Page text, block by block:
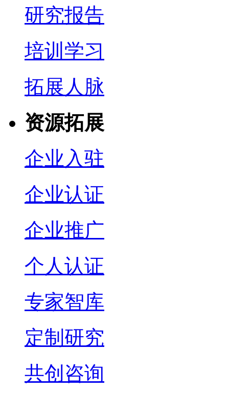
研究报告
培训学习
拓展人脉
资源拓展
企业入驻
企业认证
企业推广
个人认证
专家智库
定制研究
共创咨询